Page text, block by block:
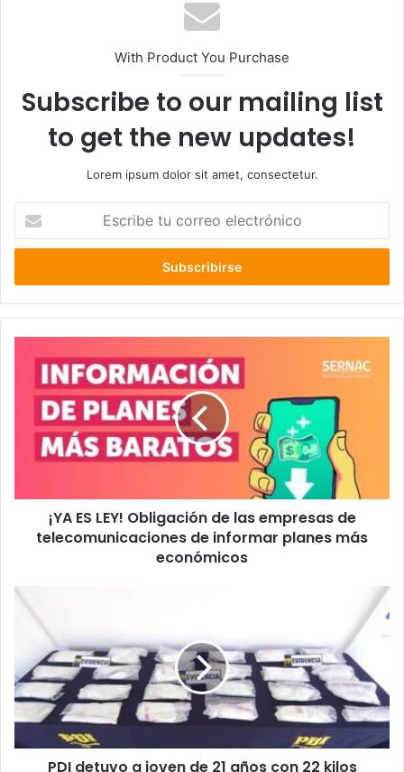
With Product You Purchase
Subscribe to our mailing list
to get the new updates!
Lorem ipsum dolor sit amet, consectetur.
correo
Obligación
empresas
telecomunicaciones
informar
¡YA ES LEY! Obligación de las empresas de
telecomunicaciones de informar planes más
económicos
PDI
detuvo
de
21
años
con
22
PDI detuvo a joven de 21 años con 22 kilos